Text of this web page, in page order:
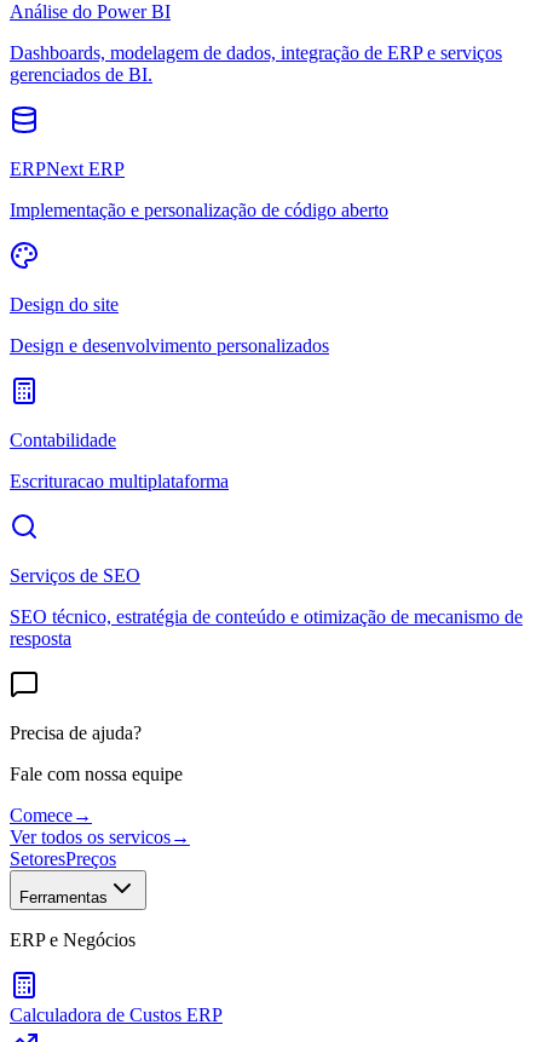
Análise do Power BI
Dashboards, modelagem de dados, integração de ERP e serviços
gerenciados de BI.
ERPNext ERP
Implementação e personalização de código aberto
Design do site
Design e desenvolvimento personalizados
Contabilidade
Escrituracao multiplataforma
Serviços de SEO
SEO técnico, estratégia de conteúdo e otimização de mecanismo de
resposta
Precisa de ajuda?
Fale com nossa equipe
Comece→
Ver todos os servicos→
SetoresPreços
Ferramentas
ERP e Negócios
Calculadora de Custos ERP